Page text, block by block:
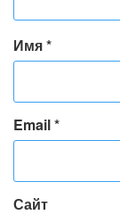
Имя*
Email*
Сайт